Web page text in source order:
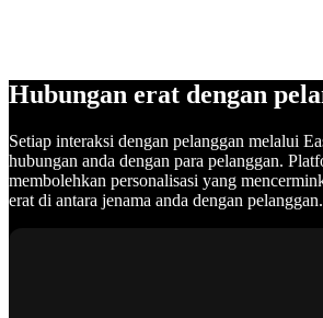
Hubungan erat dengan
Setiap interaksi dengan pelanggan melalui
hubungan anda dengan para pelanggan.
membolehkan personalisasi yang
erat di antara jenama anda dengan pelanggan.